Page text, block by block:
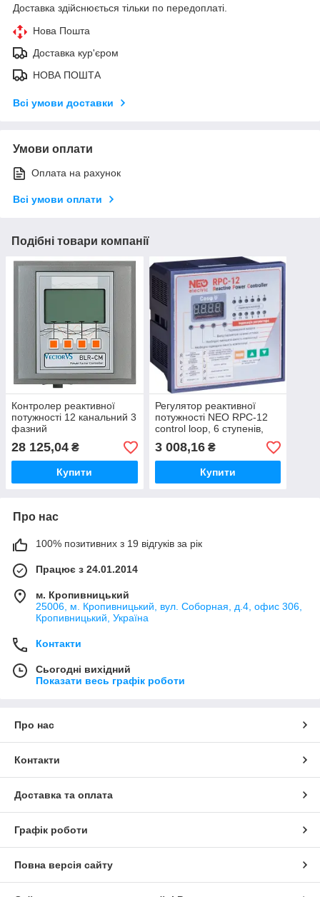
Доставка здійснюється тільки по передоплаті.
Нова Пошта
Доставка кур'єром
НОВА ПОШТА
Всі умови доставки
Умови оплати
Оплата на рахунок
Всі умови оплати
Подібні товари компанії
Контролер реактивної
потужності 12 канальний 3
фазний
28 125,04 ₴
Купити
Регулятор реактивної
потужності NEO RPC-12
control loop, 6 ступенів,
220V
3 008,16₴
Купити
Про нас
100% позитивних з 19 відгуків за рік
Працює з 24.01.2014
м. Кропивницький
25006, м. Кропивницький, вул. Соборная, д.4, офис 306,
Кропивницький, Україна
Контакти
Сьогодні вихідний
Показати весь графік роботи
Про нас
Контакти
Доставка та оплата
Графік роботи
Повна версія сайту